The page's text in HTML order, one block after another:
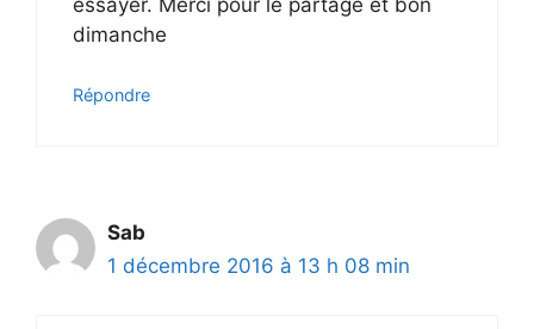
dimanche
Répondre
Sab
1 décembre 2016 à 13 h 08 min